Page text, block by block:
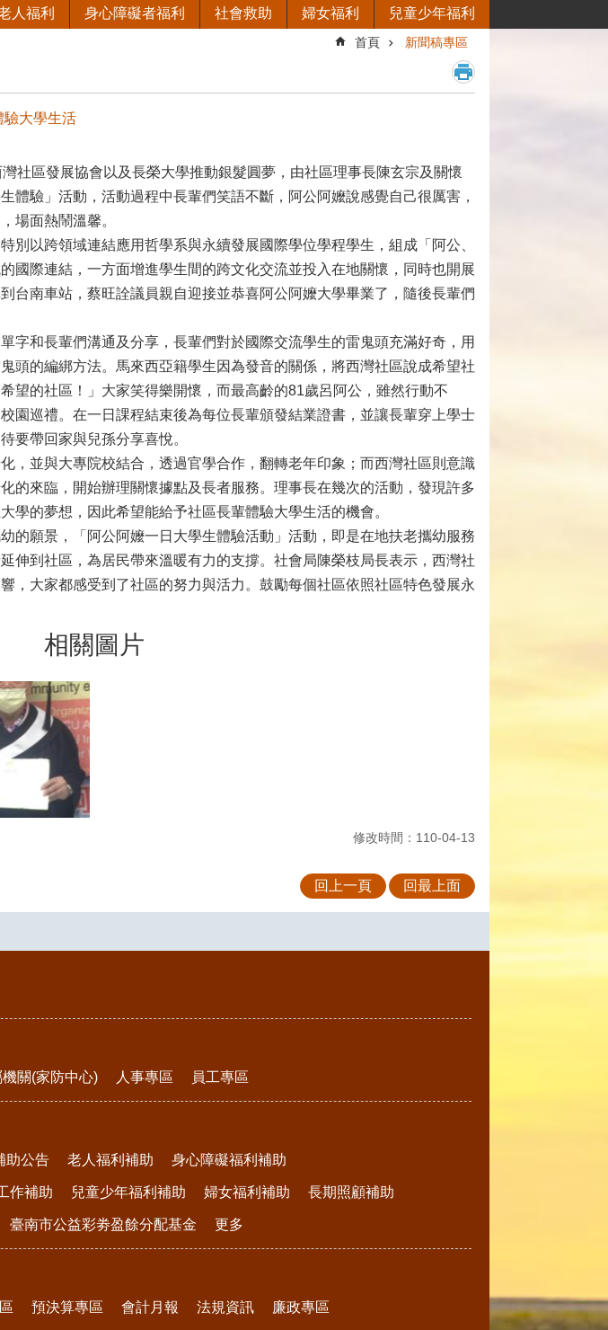
人福利 身心障礙者福利 社會救助 婦女福利 兒童少年福利
首頁 新聞稿專區
驗大學生活
社區發展協會以及長榮大學推動銀髮圓夢，由社區理事長陳玄宗及關懷
體驗」活動，活動過程中長輩們笑語不斷，阿公阿嬤說感覺自己很厲害，
場面熱鬧溫馨。
別以跨領域連結應用哲學系與永續發展國際學位學程學生，組成「阿公、
國際連結，一方面增進學生間的跨文化交流並投入在地關懷，同時也開展
台南車站，蔡旺詮議員親自迎接並恭喜阿公阿嬤大學畢業了，隨後長輩們
字和長輩們溝通及分享，長輩們對於國際交流學生的雷鬼頭充滿好奇，用
頭的編綁方法。馬來西亞籍學生因為發音的關係，將西灣社區說成希望社
望的社區！」大家笑得樂開懷，而最高齡的81歲呂阿公，雖然行動不
園巡禮。在一日課程結束後為每位長輩頒發結業證書，並讓長輩穿上學士
要帶回家與兒孫分享喜悅。
，並與大專院校結合，透過官學合作，翻轉老年印象；而西灣社區則意識
的來臨，開始辦理關懷據點及長者服務。理事長在幾次的活動，發現許多
學的夢想，因此希望能給予社區長輩體驗大學生活的機會。
的願景，「阿公阿嬤一日大學生體驗活動」活動，即是在地扶老攜幼服務
伸到社區，為居民帶來溫暖有力的支撐。社會局陳榮枝局長表示，西灣社
，大家都感受到了社區的努力與活力。鼓勵每個社區依照社區特色發展永
相關圖片
修改時間：110-04-13
回上一頁 回最上面
機關(家防中心) 人事專區 員工專區
助公告 老人福利補助 身心障礙福利補助
作補助 兒童少年福利補助 婦女福利補助 長期照顧補助
臺南市公益彩劵盈餘分配基金 更多
預決算專區 會計月報 法規資訊 廉政專區